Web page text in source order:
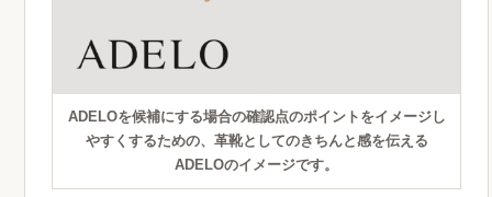
ADELOを候補にする場合の確認点のポイントをイメージし
やすくするための、革靴としてのきちんと感を伝える
ADELOのイメージです。